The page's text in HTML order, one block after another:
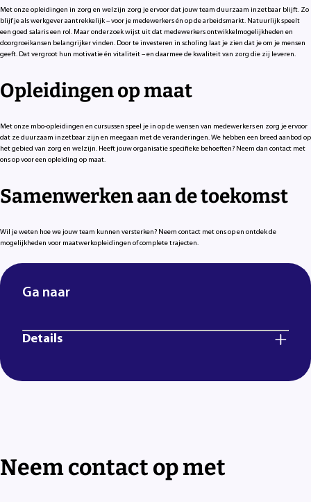
Met onze opleidingen in zorg en welzijn zorg je ervoor dat jouw team duurzaam inzetbaar blijft. Zo
blijf je als werkgever aantrekkelijk – voor je medewerkers én op de arbeidsmarkt. Natuurlijk speelt
een goed salaris een rol. Maar onderzoek wijst uit dat medewerkers ontwikkelmogelijkheden en
doorgroeikansen belangrijker vinden. Door te investeren in scholing laat je zien dat je om je mensen
geeft. Dat vergroot hun motivatie én vitaliteit – en daarmee de kwaliteit van zorg die zij leveren.
Opleidingen op maat
Met onze mbo-opleidingen en cursussen speel je in op de wensen van medewerkers en zorg je ervoor
dat ze duurzaam inzetbaar zijn en meegaan met de veranderingen. We hebben een breed aanbod op
het gebied van zorg en welzijn. Heeft jouw organisatie specifieke behoeften? Neem dan contact met
ons op voor een opleiding op maat.
Samenwerken aan de toekomst
Wil je weten hoe we jouw team kunnen versterken? Neem contact met ons op en ontdek de
mogelijkheden voor maatwerkopleidingen of complete trajecten.
Ga naar
Details
Neem contact op met